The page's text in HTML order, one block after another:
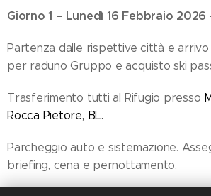
Giorno 1 – Lunedì 16 Febbraio 2026
Partenza dalle rispettive città e arrivo
per raduno Gruppo e acquisto ski
Trasferimento tutti al Rifugio presso
Rocca Pietore, BL.
Parcheggio auto e sistemazione.
briefing, cena e pernottamento.